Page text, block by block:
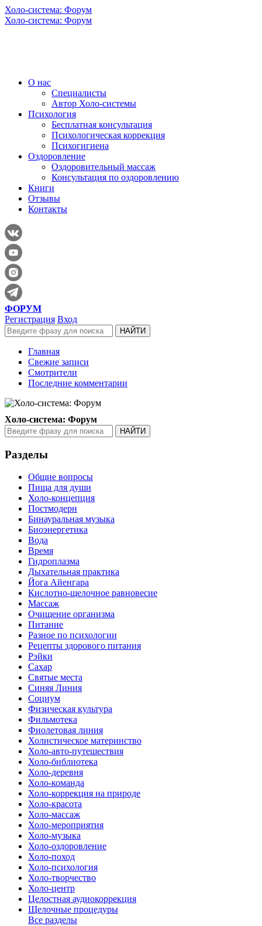
Холо-система: Форум
Холо-система: Форум
О нас
Специалисты
Автор Холо-системы
Психология
Бесплатная консультация
Психологическая коррекция
Психогигиена
Оздоровление
Оздоровительный массаж
Консультация по оздоровлению
Книги
Отзывы
Контакты
ФОРУМ
Регистрация Вход
Главная
Свежие записи
Смотрители
Последние комментарии
Холо-система: Форум
Разделы
Общие вопросы
Пища для души
Холо-концепция
Постмодерн
Бинауральная музыка
Биоэнергетика
Вода
Время
Гидроплазма
Дыхательная практика
Йога Айенгара
Кислотно-щелочное равновесие
Массаж
Очищение организма
Питание
Разное по психологии
Рецепты здорового питания
Рэйки
Сахар
Святые места
Синяя Линия
Социум
Физическая культура
Фильмотека
Фиолетовая линия
Холистическое материнство
Холо-авто-путешествия
Холо-библиотека
Холо-деревня
Холо-команда
Холо-коррекция на природе
Холо-красота
Холо-массаж
Холо-мероприятия
Холо-музыка
Холо-оздоровление
Холо-поход
Холо-психология
Холо-творчество
Холо-центр
Целостная аудиокоррекция
Щелочные процедуры
Все разделы